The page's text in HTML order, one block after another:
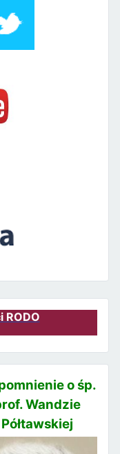
RODO
o śp.
Wandzie
Półtawskiej